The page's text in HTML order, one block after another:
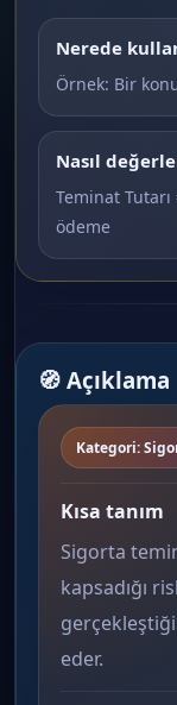
Nerede
Örnek: Bir
Nasıl
Teminat
ödeme
🧭 Açıklama
Kategori:
Kısa tanım
Sigorta
kapsadığı
eder.